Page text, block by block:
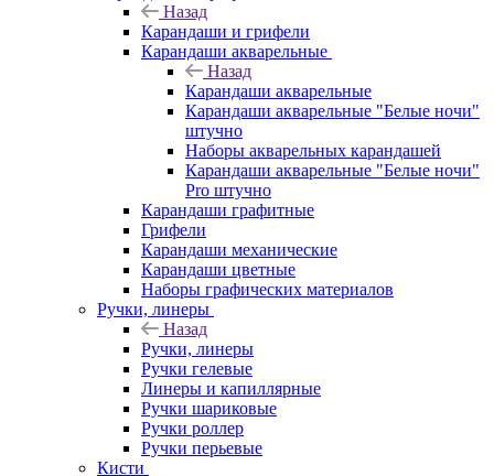
Назад
Карандаши и грифели
Карандаши акварельные
Назад
Карандаши акварельные
Карандаши акварельные "Белые ночи"
штучно
Наборы акварельных карандашей
Карандаши акварельные "Белые ночи"
Pro штучно
Карандаши графитные
Грифели
Карандаши механические
Карандаши цветные
Наборы графических материалов
Ручки, линеры
Назад
Ручки, линеры
Ручки гелевые
Линеры и капиллярные
Ручки шариковые
Ручки роллер
Ручки перьевые
Кисти